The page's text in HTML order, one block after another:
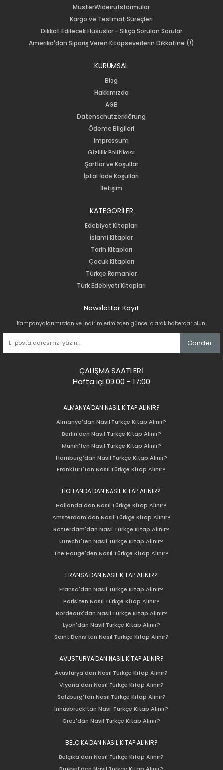
MusterWiderrufsformular
Kargo ve Teslimat Süreçleri
Dikkat Edilecek Hususlar - Sıkça Sorulan Sorular
Amerika'dan Sipariş Veren Kitapseverlerin Dikkatine (!)
KURUMSAL
Blog
Hakkımızda
AGB
Datenschutzerklärung
Ödeme Bilgileri
Impressum
Gizlilik Politikası
Şartlar ve Koşullar
İptal İade Koşulları
İletişim
KATEGORİLER
Edebiyat Kitapları
İslami Kitaplar
Tarih Kitapları
Çocuk Kitapları
Türkçe Romanlar
Türk Edebiyatı Kitapları
Newsletter Kayıt
Kampanyalarımızdan ve indirimlerimizden güncel olarak haberdar olun.
Gönder
ÇALIŞMA SAATLERİ
Hafta içi 09:00 - 17:00
ALMANYA'DAN NASIL KİTAP ALINIR?
Almanya'dan Nasıl Türkçe Kitap Alınır?
Berlin'den Nasıl Türkçe Kitap Alınır?
Münih'ten Nasıl Türkçe Kitap Alınır?
Hamburg'dan Nasıl Türkçe Kitap Alınır?
Frankfurt'tan Nasıl Türkçe Kitap Alınır?
HOLLANDA'DAN NASIL KİTAP ALINIR?
Hollanda'dan Nasıl Türkçe Kitap Alınır?
Amsterdam'dan Nasıl Türkçe Kitap Alınır?
Rotterdam'dan Nasıl Türkçe Kitap Alınır?
Utrecht'ten Nasıl Türkçe Kitap Alınır?
The Hauge'den Nasıl Türkçe Kitap Alınır?
FRANSA'DAN NASIL KİTAP ALINIR?
Fransa'dan Nasıl Türkçe Kitap Alınır?
Paris'ten Nasıl Türkçe Kitap Alınır?
Bordeaux'dan Nasıl Türkçe Kitap Alınır?
Lyon'dan Nasıl Türkçe Kitap Alınır?
Saint Denis'ten Nasıl Türkçe Kitap Alınır?
AVUSTURYA'DAN NASIL KİTAP ALINIR?
Avusturya'dan Nasıl Türkçe Kitap Alınır?
Viyana'dan Nasıl Türkçe Kitap Alınır?
Salzburg'tan Nasıl Türkçe Kitap Alınır?
Innusbruck'tan Nasıl Türkçe Kitap Alınır?
Graz'dan Nasıl Türkçe Kitap Alınır?
BELÇİKA'DAN NASIL KİTAP ALINIR?
Belçika'dan Nasıl Türkçe Kitap Alınır?
Brüksel'den Nasıl Türkçe Kitap Alınır?